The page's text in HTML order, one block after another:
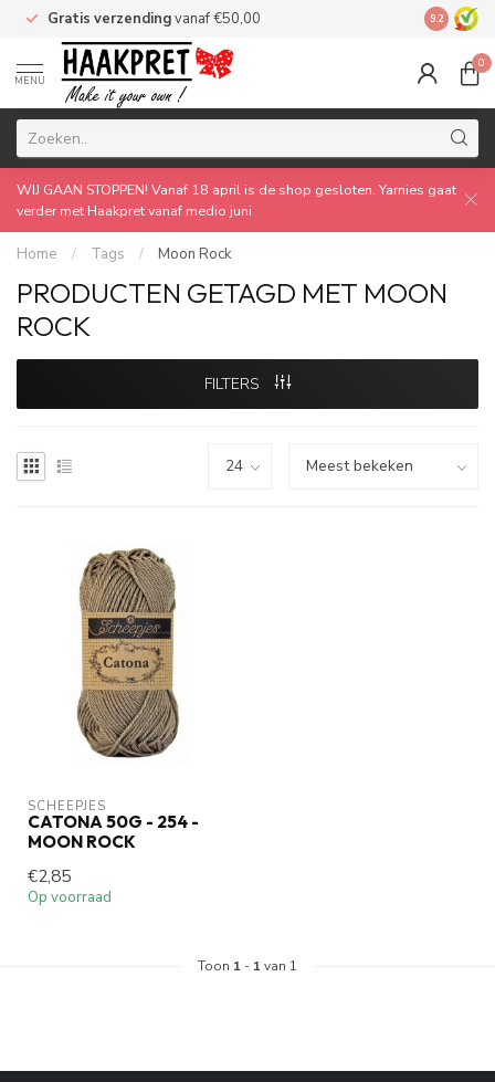
Gratis verzendingvanaf €50,00 Made by
9.2
MENU
0
WIJ GAAN STOPPEN! Vanaf 18 april is de shop gesloten. Yarnies gaat
verder met Haakpret vanaf medio juni
Home / Tags / Moon Rock
PRODUCTEN GETAGD MET MOON
ROCK
FILTERS
SCHEEPJES
CATONA 50G - 254 -
MOON ROCK
€2,85
Op voorraad
Toon 1 - 1 van 1